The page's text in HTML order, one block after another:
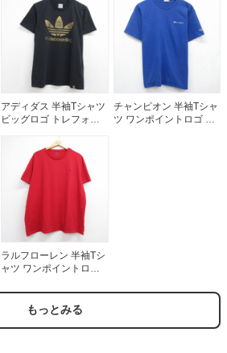
アディダス 半袖Tシャツ
ビッグロゴ トレフォイ
チャンピオン 半袖Tシャ
ツ ワンポイントロゴ ブ
ラルフローレン 半袖Tシ
ャツ ワンポイントロゴ
古着
もっとみる